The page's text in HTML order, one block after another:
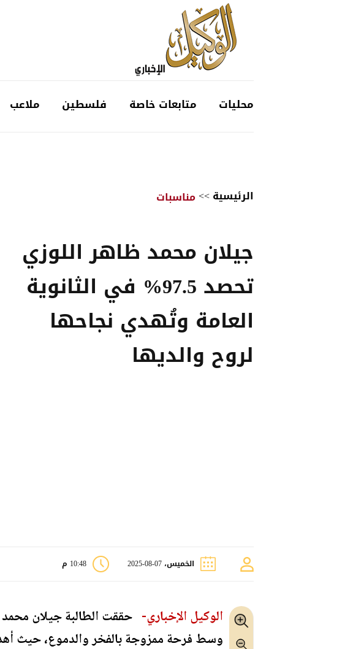
محليات متابعات خاصة فلسطين ملاعب
الرئيسية>>مناسبات
جيلان محمد ظاهر اللوزي
تحصد 97.5% في الثانوية
العامة وتُهدي نجاحها
لروح والديها
الخميس، 07-08-2025 10:48 م
الوكيل الإخباري-
وسط فرحة ممزوجة بالفخر والدموع، حيث